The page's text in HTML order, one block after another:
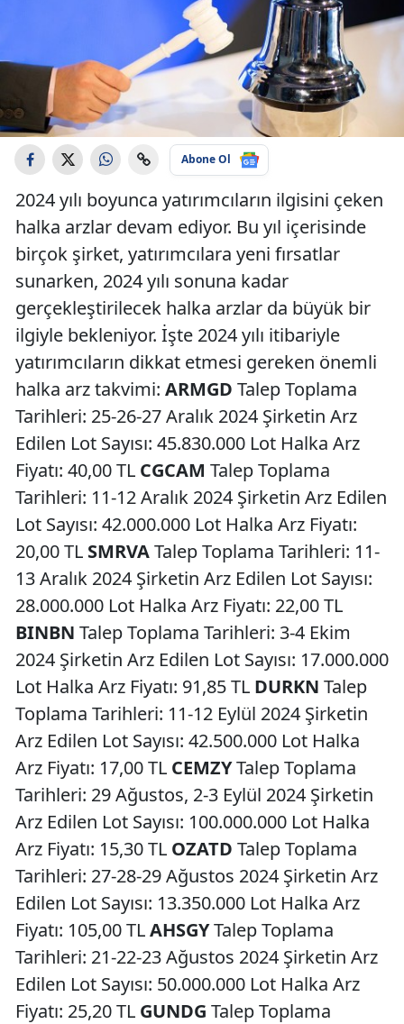
Abone Ol
2024 yılı boyunca yatırımcıların ilgisini çeken
halka arzlar devam ediyor. Bu yıl içerisinde
birçok şirket, yatırımcılara yeni fırsatlar
sunarken, 2024 yılı sonuna kadar
gerçekleştirilecek halka arzlar da büyük bir
ilgiyle bekleniyor. İşte 2024 yılı itibariyle
yatırımcıların dikkat etmesi gereken önemli
halka arz takvimi: ARMGD Talep Toplama
Tarihleri: 25-26-27 Aralık 2024 Şirketin Arz
Edilen Lot Sayısı: 45.830.000 Lot Halka Arz
Fiyatı: 40,00 TL CGCAM Talep Toplama
Tarihleri: 11-12 Aralık 2024 Şirketin Arz Edilen
Lot Sayısı: 42.000.000 Lot Halka Arz Fiyatı:
20,00 TL SMRVATalep Toplama Tarihleri: 11-
13 Aralık 2024 Şirketin Arz Edilen Lot Sayısı:
28.000.000 Lot Halka Arz Fiyatı: 22,00 TL
BINBN Talep Toplama Tarihleri: 3-4 Ekim
2024 Şirketin Arz Edilen Lot Sayısı: 17.000.000
Lot Halka Arz Fiyatı: 91,85 TL DURKN Talep
Toplama Tarihleri: 11-12 Eylül 2024 Şirketin
Arz Edilen Lot Sayısı: 42.500.000 Lot Halka
Arz Fiyatı: 17,00 TL CEMZYTalep Toplama
Tarihleri: 29 Ağustos, 2-3 Eylül 2024 Şirketin
Arz Edilen Lot Sayısı: 100.000.000 Lot Halka
Arz Fiyatı: 15,30 TL OZATD Talep Toplama
Tarihleri: 27-28-29 Ağustos 2024 Şirketin Arz
Edilen Lot Sayısı: 13.350.000 Lot Halka Arz
Fiyatı: 105,00 TLAHSGYTalep Toplama
Tarihleri: 21-22-23 Ağustos 2024 Şirketin Arz
Edilen Lot Sayısı: 50.000.000 Lot Halka Arz
Fiyatı: 25,20 TL GUNDG Talep Toplama